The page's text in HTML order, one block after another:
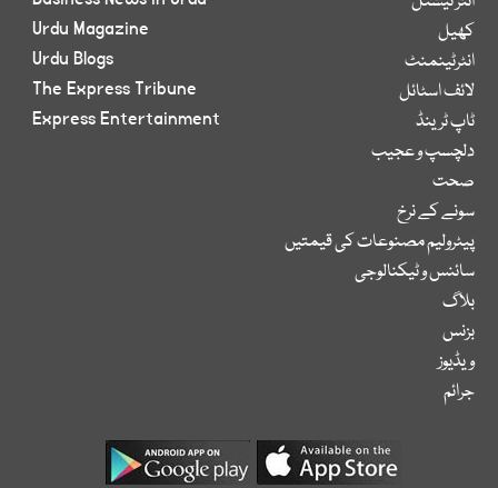
کھیل
انٹرٹینمنٹ
لائف اسٹائل
ٹاپ ٹرینڈ
دلچسپ و عجیب
صحت
سونے کے نرخ
پیٹرولیم مصنوعات کی قیمتیں
سائنس و ٹیکنالوجی
بلاگ
بزنس
ویڈیوز
جرائم
Urdu Magazine
Urdu Blogs
The Express Tribune
Express Entertainment